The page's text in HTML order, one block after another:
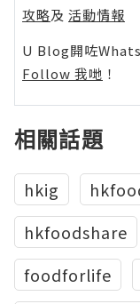
攻略及 活動情報
U Blog開咗
Follow 我哋 ！
相關話題
hkig
hkfoodshare
foodforlife